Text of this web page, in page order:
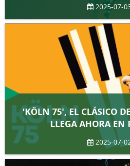
2025-07-
'KÖLN 75', EL CLÁSICO
LLEGA AHORA EN
2025-07-